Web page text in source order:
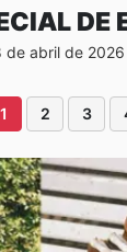
DE
de abril de
1 2 3